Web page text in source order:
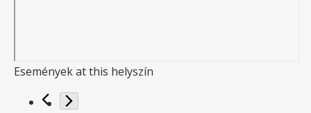
Események at this helyszín